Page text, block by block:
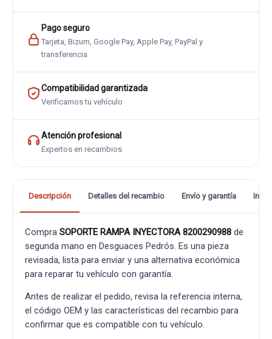
Pago seguro
Tarjeta, Bizum, Google Pay, Apple Pay, PayPal y
transferencia
Compatibilidad garantizada
Verificamos tu vehículo
Atención profesional
Expertos en recambios
Descripción Detalles del recambio Envío y garantía
Compra SOPORTE RAMPA INYECTORA 8200290988 de
segunda mano en Desguaces Pedrós. Es una pieza
revisada, lista para enviar y una alternativa económica
para reparar tu vehículo con garantía.
Antes de realizar el pedido, revisa la referencia interna,
el código OEM y las características del recambio para
confirmar que es compatible con tu vehículo.